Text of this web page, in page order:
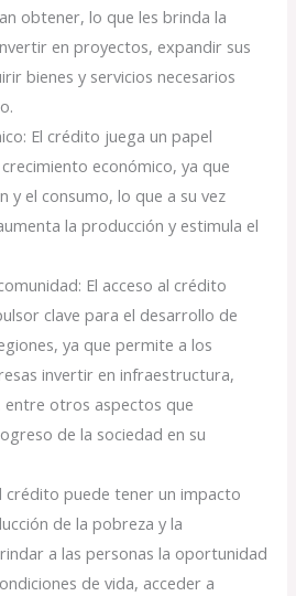
obtener, lo que les brinda la
en proyectos, expandir sus
bienes y servicios necesarios
El crédito juega un papel
económico, ya que
y el consumo, lo que a su vez
la producción y estimula el
El acceso al crédito
clave para el desarrollo de
ya que permite a los
invertir en infraestructura,
entre otros aspectos que
de la sociedad en su
crédito puede tener un impacto
de la pobreza y la
a las personas la oportunidad
de vida, acceder a